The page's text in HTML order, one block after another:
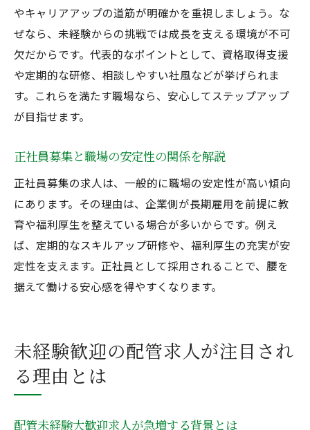
やキャリアアップの道筋が明確かを重視しましょう。な
ぜなら、未経験からの挑戦では成長を支える環境が不可
欠だからです。代表的なポイントとして、資格取得支援
や定期的な研修、相談しやすい社風などが挙げられま
す。これらを満たす職場なら、安心してステップアップ
が目指せます。
正社員募集と職場の安定性の関係を解説
正社員募集の求人は、一般的に職場の安定性が高い傾向
にあります。その理由は、企業側が長期雇用を前提に教
育や福利厚生を整えている場合が多いからです。例え
ば、定期的なスキルアップ研修や、福利厚生の充実が安
定性を支えます。正社員として採用されることで、腰を
据えて働ける安心感を得やすくなります。
未経験歓迎の配管求人が注目され
る理由とは
配管未経験大歓迎求人が急増する背景とは